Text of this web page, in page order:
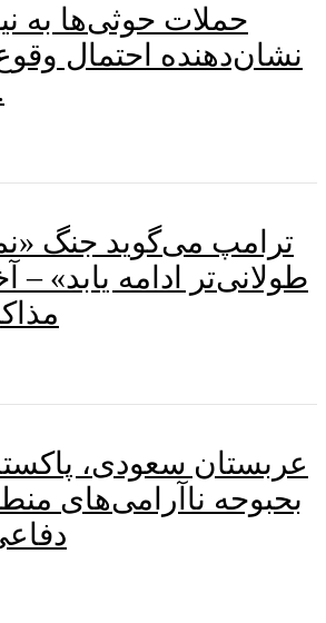
حملات حوثی‌ها به
نشان‌دهنده احتمال
در
ترامپ می‌گوید جنگ
طولانی‌تر ادامه یابد»
عربستان سعودی،
بحبوحه ناآرامی‌های